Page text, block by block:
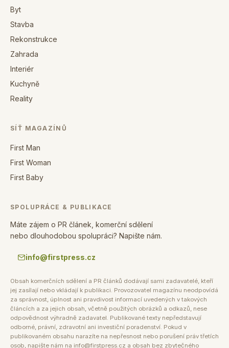
Byt
Stavba
Rekonstrukce
Zahrada
Interiér
Kuchyně
Reality
SÍŤ MAGAZÍNŮ
First Man
First Woman
First Baby
SPOLUPRÁCE & PUBLIKACE
Máte zájem o PR článek, komerční sdělení
nebo dlouhodobou spolupráci? Napište nám.
info@firstpress.cz
Obsah komerčních sdělení a PR článků dodávají sami zadavatelé, kteří
jej zasílají nebo vkládají k publikaci. Provozovatel magazínu neodpovídá
za správnost, úplnost ani pravdivost informací uvedených v takových
článcích a za jejich obsah, včetně použitých obrázků a odkazů, nese
odpovědnost výhradně zadavatel. Publikované texty nepředstavují
odborné, právní, zdravotní ani investiční poradenství. Pokud v
publikovaném obsahu narazíte na nepřesnost nebo porušení práv třetích
osob, napište nám na info@firstpress.cz a obsah bez zbytečného